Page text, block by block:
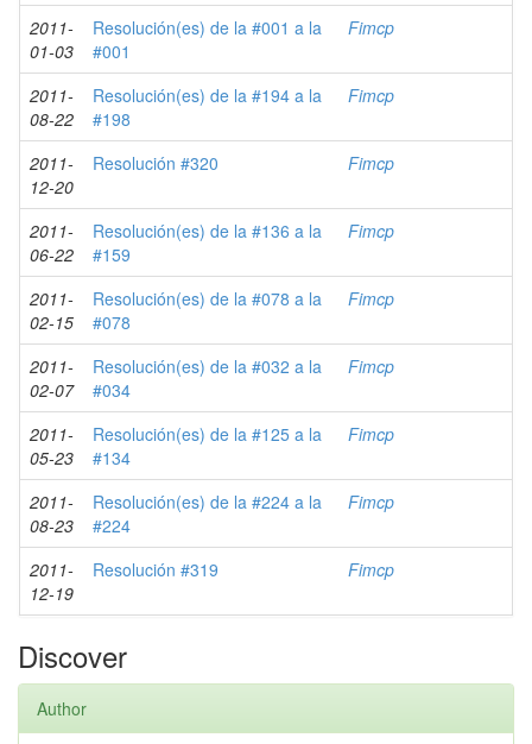
2011-
01-03
Resolución(es) de la #001 a la
#001
Fimcp
2011-
08-22
Resolución(es) de la #194 a la
#198
Fimcp
2011-
12-20
Resolución #320 Fimcp
2011-
06-22
Resolución(es) de la #136 a la
#159
Fimcp
2011-
02-15
Resolución(es) de la #078 a la
#078
Fimcp
2011-
02-07
Resolución(es) de la #032 a la
#034
Fimcp
2011-
05-23
Resolución(es) de la #125 a la
#134
Fimcp
2011-
08-23
Resolución(es) de la #224 a la
#224
Fimcp
2011-
12-19
Resolución #319 Fimcp
Discover
Author